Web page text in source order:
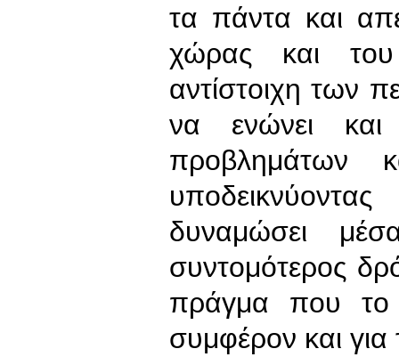
τα πάντα και
χώρας και του
αντίστοιχη των
να ενώνει
προβλημάτων
δυναμώσει
συντομότερος
πράγμα που το
συμφέρον και για